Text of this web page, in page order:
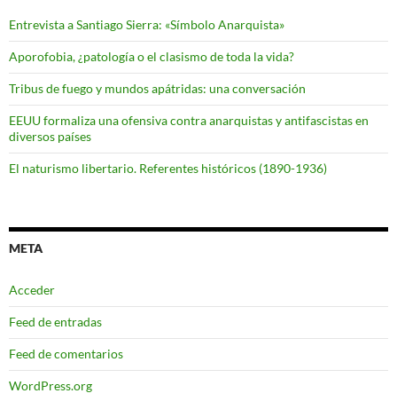
Entrevista a Santiago Sierra: «Símbolo Anarquista»
Aporofobia, ¿patología o el clasismo de toda la vida?
Tribus de fuego y mundos apátridas: una conversación
EEUU formaliza una ofensiva contra anarquistas y antifascistas en
diversos países
El naturismo libertario. Referentes históricos (1890-1936)
META
Acceder
Feed de entradas
Feed de comentarios
WordPress.org